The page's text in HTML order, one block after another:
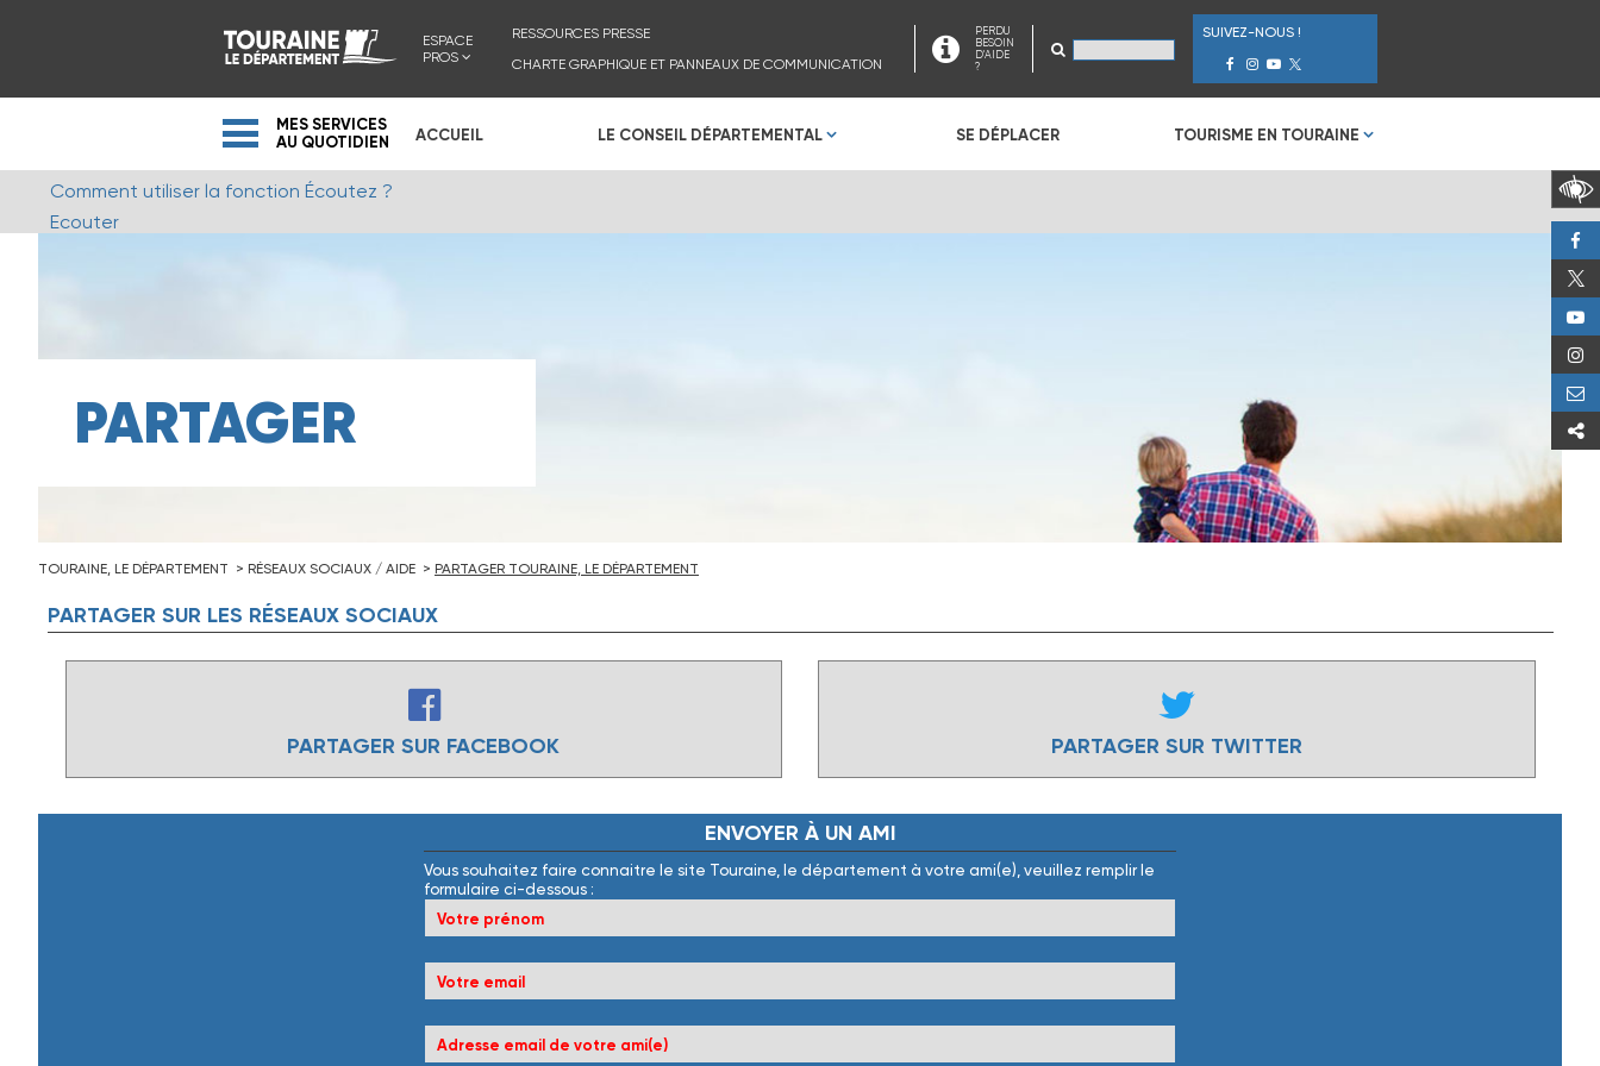
ESPACE
PROS
RESSOURCES PRESSE
CHARTE GRAPHIQUE ET PANNEAUX DE COMMUNICATION
PERDU
BESOIN
D'AIDE
?
SUIVEZ-NOUS !
MES SERVICES
AU QUOTIDIEN
ACCUEIL LE CONSEIL DÉPARTEMENTAL SE DÉPLACER TOURISME EN TOURAINE
Comment utiliser la fonction Écoutez ?
Ecouter
PARTAGER
TOURAINE, LE DÉPARTEMENT RÉSEAUX SOCIAUX / AIDE PARTAGER TOURAINE, LE DÉPARTEMENT
PARTAGER SUR LES RÉSEAUX SOCIAUX
PARTAGER SUR FACEBOOK PARTAGER SUR TWITTER
ENVOYER À UN AMI
Vous souhaitez faire connaitre le site Touraine, le département à votre ami(e), veuillez remplir le
formulaire ci-dessous :